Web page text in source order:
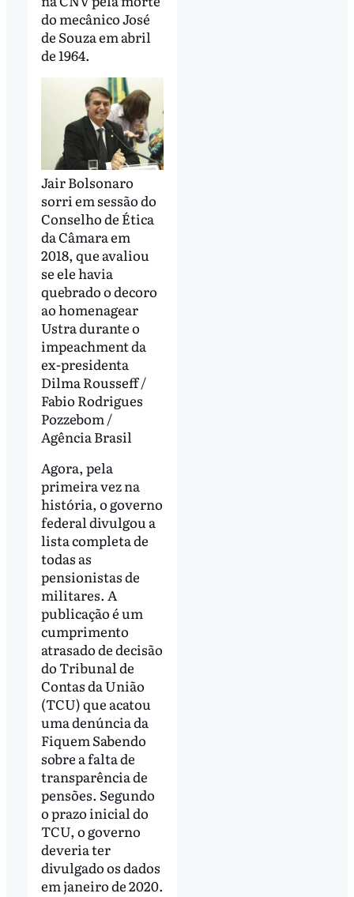
do mecânico José
de Souza em abril
de 1964.
Jair Bolsonaro
sorri em sessão do
Conselho de Ética
da Câmara em
2018, que avaliou
se ele havia
quebrado o decoro
ao homenagear
Ustra durante o
impeachment da
ex-presidenta
Dilma Rousseff /
Fabio Rodrigues
Pozzebom /
Agência Brasil
Agora, pela
primeira vez na
história, o governo
federal divulgou a
lista completa de
todas as
pensionistas de
militares. A
publicação é um
cumprimento
atrasado de decisão
do Tribunal de
Contas da União
(TCU) que acatou
uma denúncia da
Fiquem Sabendo
sobre a falta de
transparência de
pensões. Segundo
o prazo inicial do
TCU, o governo
deveria ter
divulgado os dados
em janeiro de 2020.